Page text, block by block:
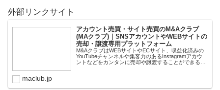
外部リンクサイト
アカウント売買・サイト売買のM&Aクラブ
(MAクラブ)｜SNSアカウントやWEBサイトの
売却・譲渡専用プラットフォーム
M&AクラブはWEBサイトやECサイト、収益化済みの
YouTubeチャンネルや集客力のあるInstagramアカウ
ントなどをカンタンに売却や譲渡することができるプ
maclub.jp